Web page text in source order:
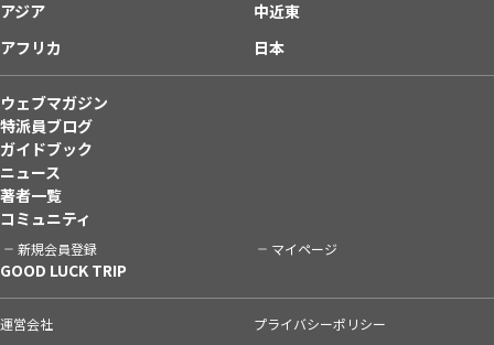
アジア
中近東
アフリカ
日本
ウェブマガジン
特派員ブログ
ガイドブック
ニュース
著者一覧
コミュニティ
新規会員登録 マイページ
GOOD LUCK TRIP
運営会社
プライバシーポリシー